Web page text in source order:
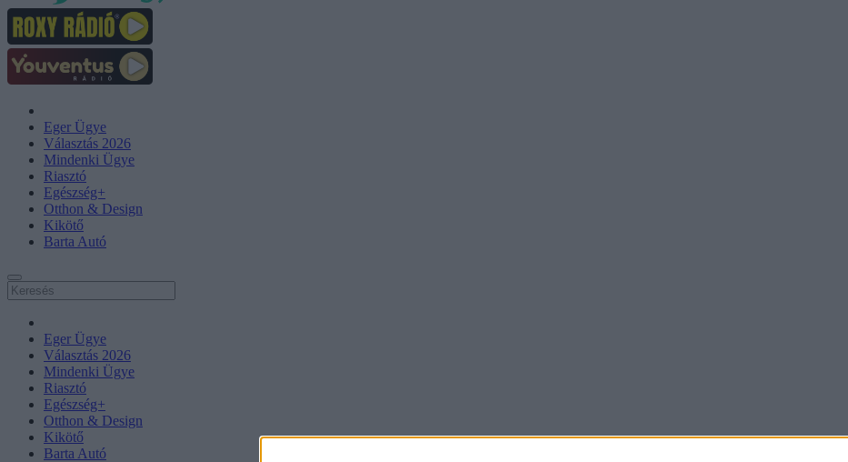
Eger Ügye
Választás 2026
Mindenki Ügye
Riasztó
Egészség+
Otthon & Design
Kikötő
Barta Autó
Eger Ügye
Választás 2026
Mindenki Ügye
Riasztó
Egészség+
Otthon & Design
Kikötő
Barta Autó